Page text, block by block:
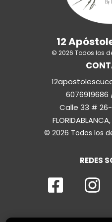
12
© 2026 Todos los
6076919686
Calle 33 #
© 2026 Todos los
REDES